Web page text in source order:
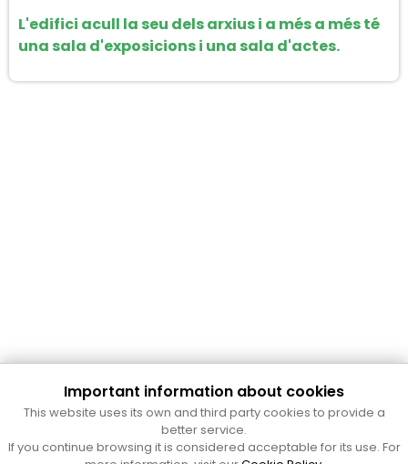
L'edifici acull la seu dels arxius i a més a més té
una sala d'exposicions i una sala d'actes.
Cultura Mataró
Important information about cookies
This website uses its own and third party cookies to provide a
better service.
If you continue browsing it is considered acceptable for its use. For